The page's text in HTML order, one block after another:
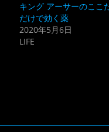
キング アーサーのここ
だけで効く薬
2020年5月6日
LIFE